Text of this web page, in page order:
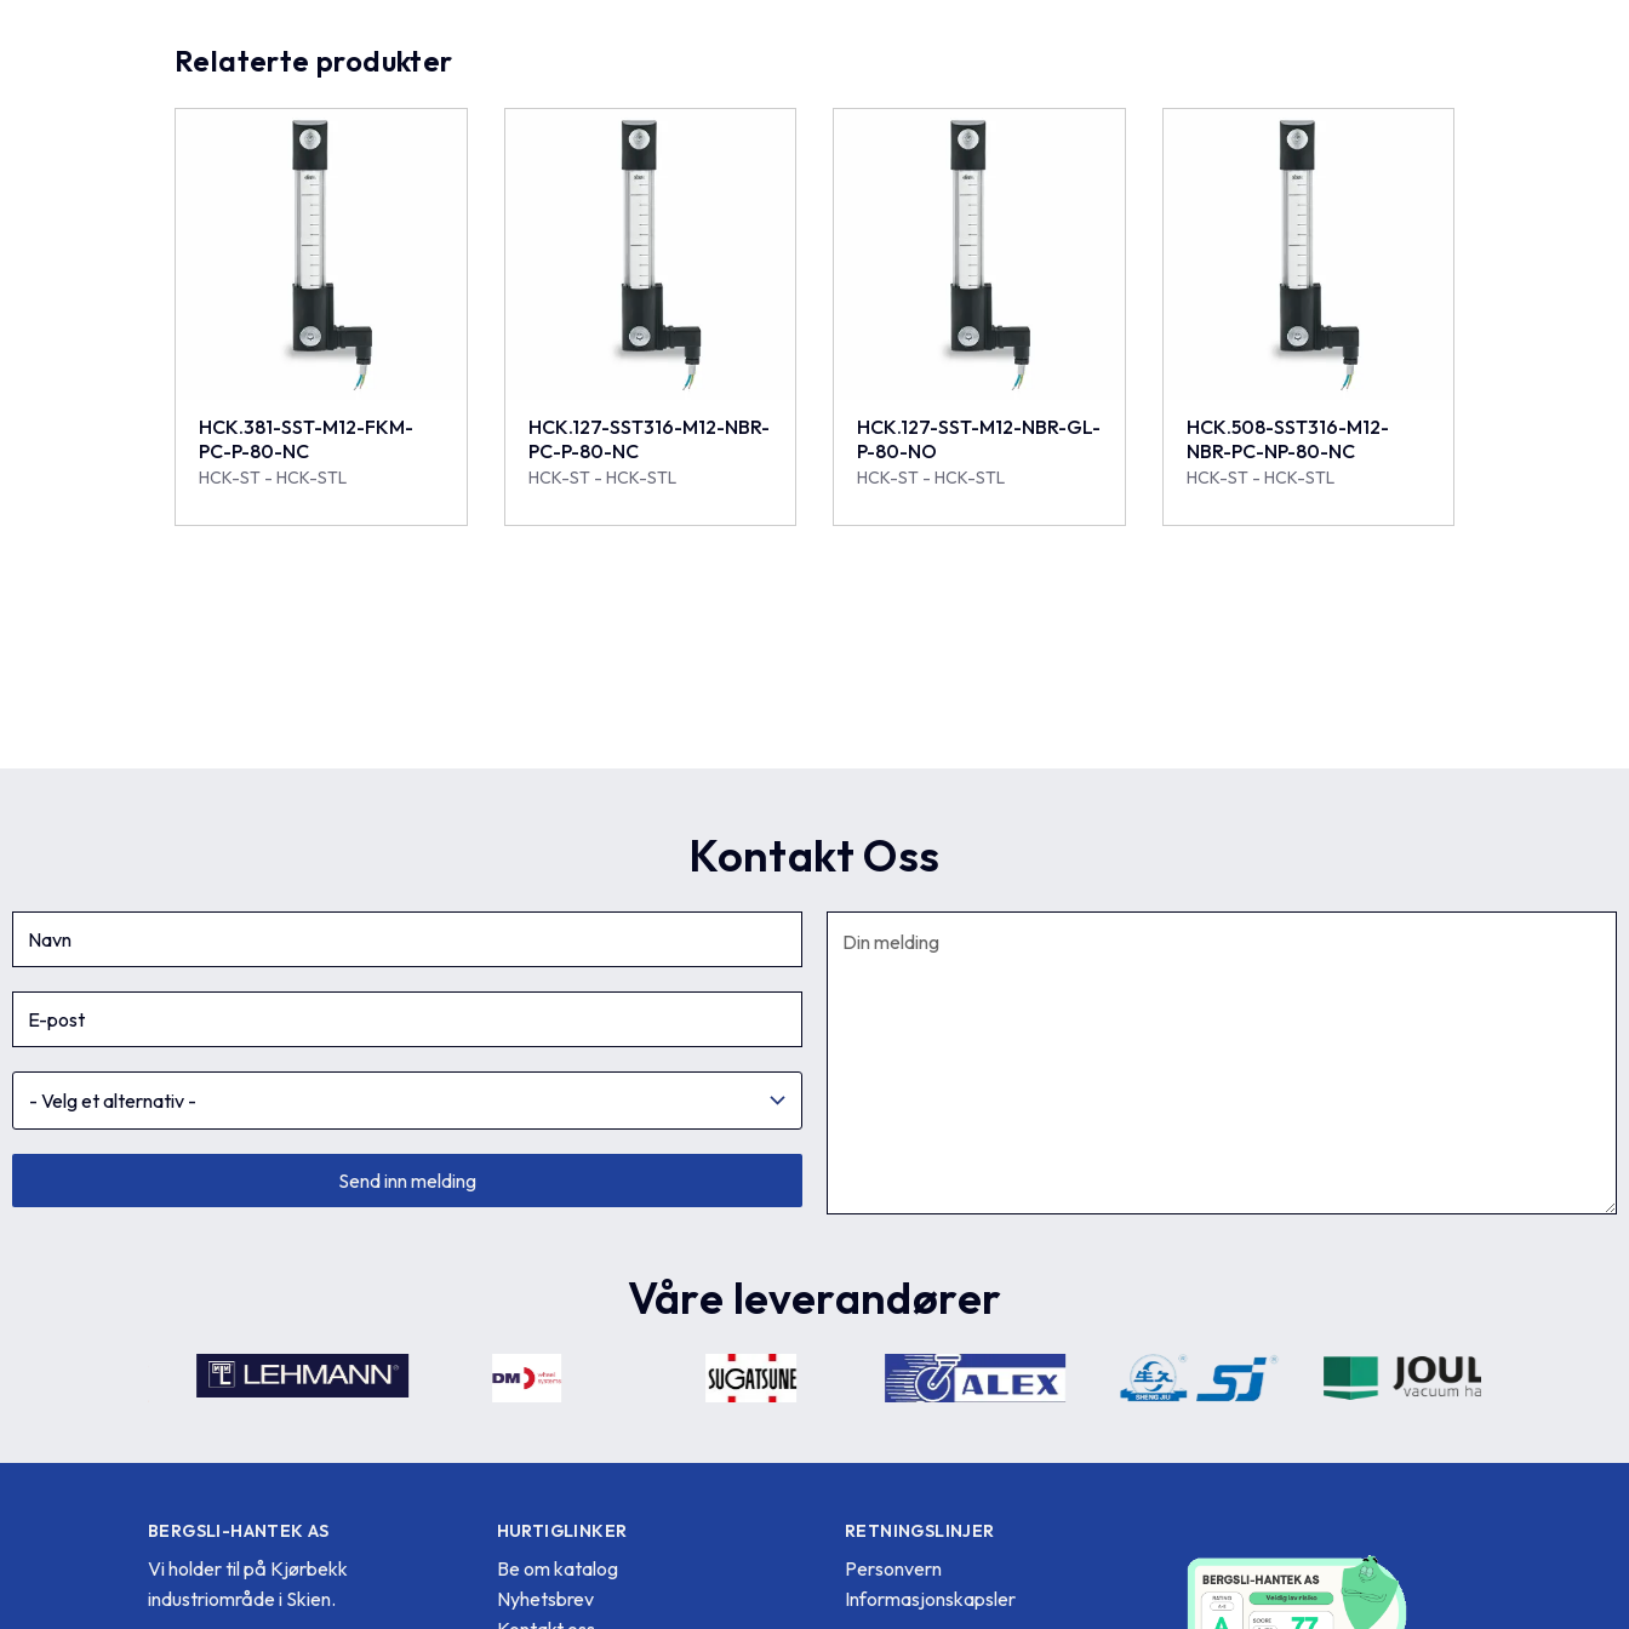
Relaterte produkter
HCK.381-SST-M12-FKM-
PC-P-80-NC
HCK-ST - HCK-STL
HCK.127-SST316-M12-NBR-
PC-P-80-NC
HCK-ST - HCK-STL
HCK.127-SST-M12-NBR-GL-
P-80-NO
HCK-ST - HCK-STL
HCK.508-SST316-M12-
NBR-PC-NP-80-NC
HCK-ST - HCK-STL
Kontakt Oss
Våre leverandører
BERGSLI-HANTEK AS
Vi holder til på Kjørbekk
industriområde i Skien.
HURTIGLINKER
Be om katalog
Nyhetsbrev
RETNINGSLINJER
Personvern
Informasjonskapsler